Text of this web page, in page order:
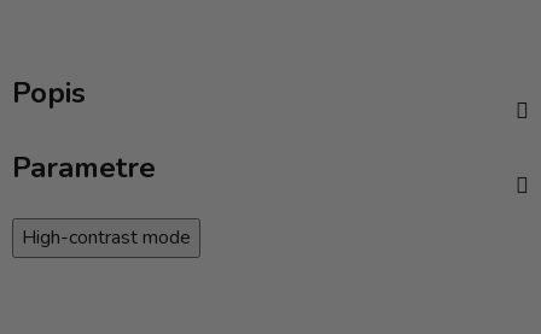
Popis
Parametre
High-contrast mode